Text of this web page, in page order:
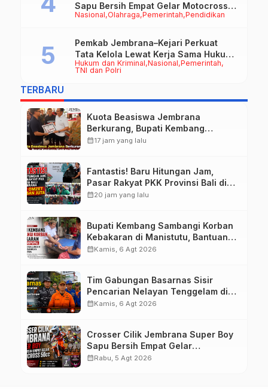
Nasional Olahraga Pemerintah Pendidikan
Sapu Bersih Empat Gelar Motocross
50cc
Hukum dan Kriminal Nasional Pemerintah
TNI dan Polri
Pemkab Jembrana–Kejari Perkuat
Tata Kelola Lewat Kerja Sama Hukum
Datun
TERBARU
Kuota Beasiswa Jembrana
Berkurang, Bupati Kembang
Siapkan Upaya Penambahan di
calendar_month17 jam yang lalu
Fantastis! Baru Hitungan Jam,
Pasar Rakyat PKK Provinsi Bali di
Jembrana Raup Omzet Ratusan
calendar_month20 jam yang lalu
Bupati Kembang Sambangi Korban
Kebakaran di Manistutu, Bantuan
Disalurkan untuk Ringankan Beban
calendar_monthKamis, 6 Agt 2026
Tim Gabungan Basarnas Sisir
Pencarian Nelayan Tenggelam di
Perairan Pantai Pengambengan
calendar_monthKamis, 6 Agt 2026
Crosser Cilik Jembrana Super Boy
Sapu Bersih Empat Gelar
Motocross 50cc
calendar_monthRabu, 5 Agt 2026